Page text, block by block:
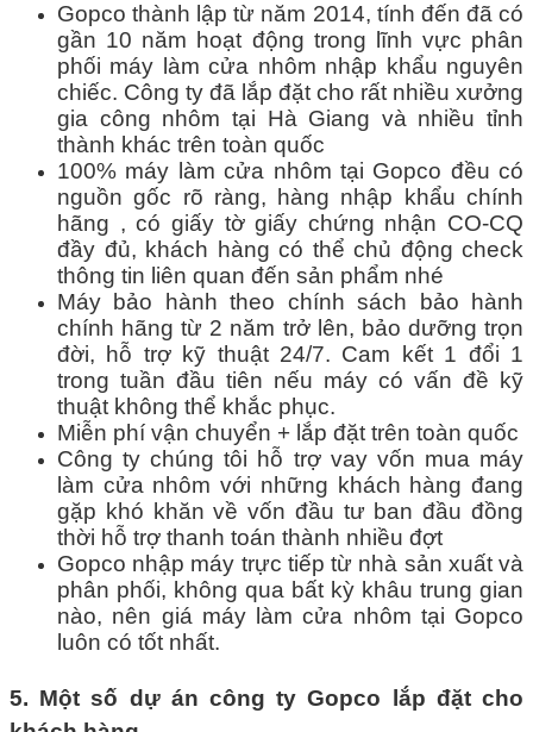
Gopco thành lập từ năm 2014, tính đến đã có
gần 10 năm hoạt động trong lĩnh vực phân
phối máy làm cửa nhôm nhập khẩu nguyên
chiếc. Công ty đã lắp đặt cho rất nhiều xưởng
gia công nhôm tại Hà Giang và nhiều tỉnh
thành khác trên toàn quốc
100% máy làm cửa nhôm tại Gopco đều có
nguồn gốc rõ ràng, hàng nhập khẩu chính
hãng , có giấy tờ giấy chứng nhận CO-CQ
đầy đủ, khách hàng có thể chủ động check
thông tin liên quan đến sản phẩm nhé
Máy bảo hành theo chính sách bảo hành
chính hãng từ 2 năm trở lên, bảo dưỡng trọn
đời, hỗ trợ kỹ thuật 24/7. Cam kết 1 đổi 1
trong tuần đầu tiên nếu máy có vấn đề kỹ
thuật không thể khắc phục.
Miễn phí vận chuyển + lắp đặt trên toàn quốc
Công ty chúng tôi hỗ trợ vay vốn mua máy
làm cửa nhôm với những khách hàng đang
gặp khó khăn về vốn đầu tư ban đầu đồng
thời hỗ trợ thanh toán thành nhiều đợt
Gopco nhập máy trực tiếp từ nhà sản xuất và
phân phối, không qua bất kỳ khâu trung gian
nào, nên giá máy làm cửa nhôm tại Gopco
luôn có tốt nhất.
5. Một số dự án công ty Gopco lắp đặt cho